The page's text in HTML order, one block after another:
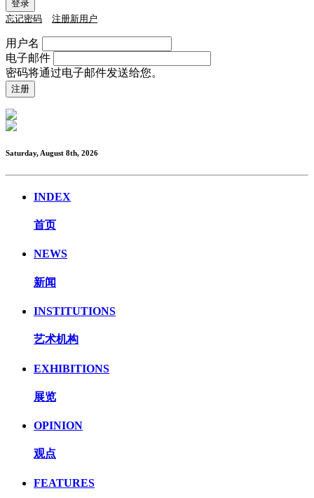
忘记密码 注册新用户
用户名
电子邮件
密码将通过电子邮件发送给您。
Saturday, August 8th, 2026
INDEX
首页
NEWS
新闻
INSTITUTIONS
艺术机构
EXHIBITIONS
展览
OPINION
观点
FEATURES